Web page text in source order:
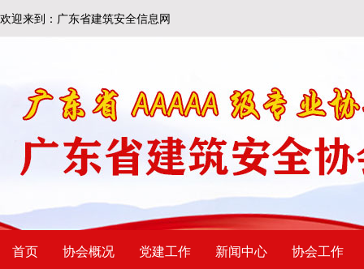
欢迎来到：广东省建筑安全信息网
首页 协会概况 党建工作 新闻中心 协会工作